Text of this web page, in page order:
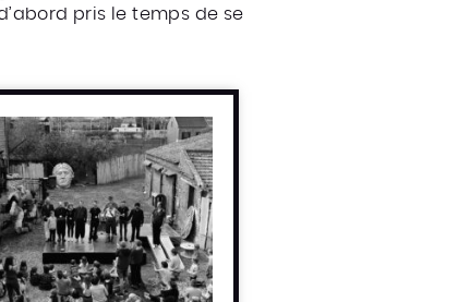
pris le temps de se